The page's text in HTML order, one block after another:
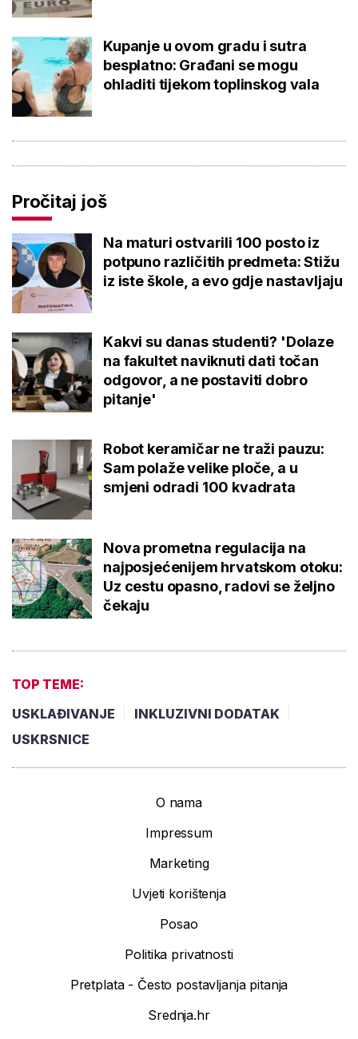
Kupanje u ovom gradu i sutra
besplatno: Građani se mogu
ohladiti tijekom toplinskog vala
Pročitaj još
Na maturi ostvarili 100 posto iz
potpuno različitih predmeta: Stižu
iz iste škole, a evo gdje nastavljaju
Kakvi su danas studenti? 'Dolaze
na fakultet naviknuti dati točan
odgovor, a ne postaviti dobro
pitanje'
Robot keramičar ne traži pauzu:
Sam polaže velike ploče, a u
smjeni odradi 100 kvadrata
Nova prometna regulacija na
najposjećenijem hrvatskom otoku:
Uz cestu opasno, radovi se željno
čekaju
TOP TEME:
USKLAĐIVANJE
INKLUZIVNI DODATAK
USKRSNICE
O nama
Impressum
Marketing
Uvjeti korištenja
Posao
Politika privatnosti
Pretplata - Često postavljanja pitanja
Srednja.hr